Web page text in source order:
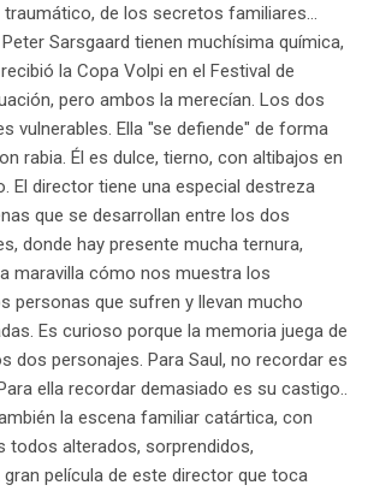
de los secretos familiares...
Sarsgaard tienen muchísima química,
la Copa Volpi en el Festival de
pero ambos la merecían. Los dos
vulnerables. Ella "se defiende" de forma
rabia. Él es dulce, tierno, con altibajos en
El director tiene una especial destreza
que se desarrollan entre los dos
donde hay presente mucha ternura,
maravilla cómo nos muestra los
personas que sufren y llevan mucho
Es curioso porque la memoria juega de
dos personajes. Para Saul, no recordar es
ella recordar demasiado es su castigo..
la escena familiar catártica, con
todos alterados, sorprendidos,
película de este director que toca